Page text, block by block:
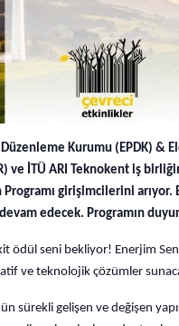
Düzenleme Kurumu (EPDK) &
ve İTÜ ARI Teknokent iş
Programı girişimcilerini arıyor.
edecek. Programın
ödül seni bekliyor! Enerjim
ve teknolojik çözümler
sürekli gelişen ve değişen